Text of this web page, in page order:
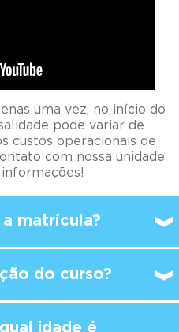
com nossa unidade
matrícula?
do curso?
a
Kumon?
Kumon é